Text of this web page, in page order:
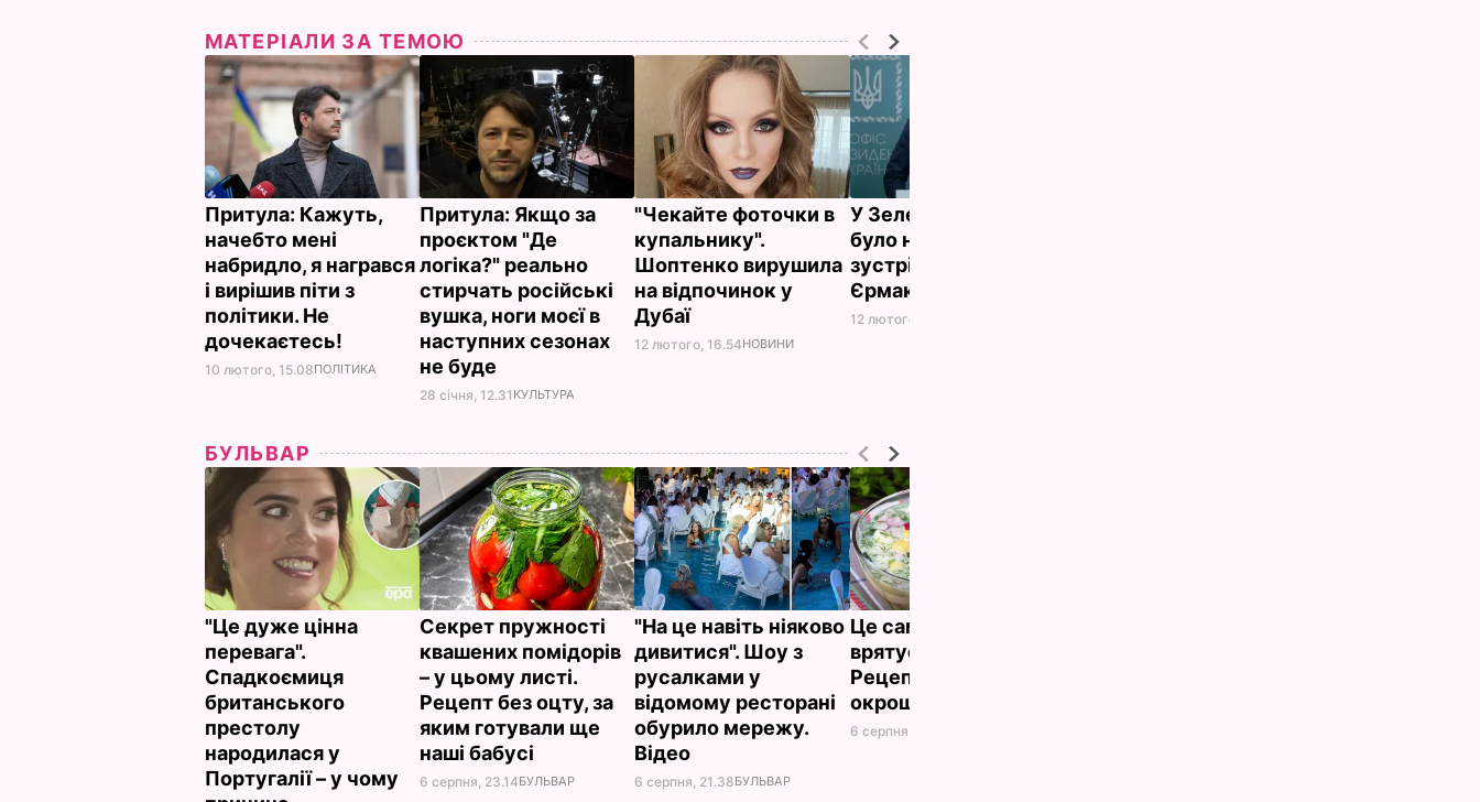
МАТЕРІАЛИ ЗА ТЕМОЮ
Притула: Кажуть,
начебто мені
набридло, я награвся
і вирішив піти з
політики. Не
дочекаєтесь!
10 лютого, 15.08ПОЛІТИКА
Притула: Якщо за
проєктом "Де
логіка?" реально
стирчать російські
вушка, ноги моєї в
наступних сезонах
не буде
28 січня, 12.31 КУЛЬТУРА
"Чекайте фоточки в
купальнику".
Шоптенко вирушила
на відпочинок у
Дубаї
12 лютого, 16.54НОВИНИ
У Зеленського не
було непублічних
зустрічей в Омані –
Єрмак
12 лютого, 23.38
БУЛЬВАР
"Це дуже цінна
перевага".
Спадкоємиця
британського
престолу
народилася у
Португалії – у чому
Секрет пружності
квашених помідорів
– у цьому листі.
Рецепт без оцту, за
яким готували ще
наші бабусі
6 серпня, 23.14БУЛЬВАР
"На це навіть ніяково
дивитися". Шоу з
русалками у
відомому ресторані
обурило мережу.
Відео
6 серпня, 21.38БУЛЬВАР
Це саме те, що
врятує у спеку.
Рецепт смачнючої
окрошки
6 серпня, 18.21